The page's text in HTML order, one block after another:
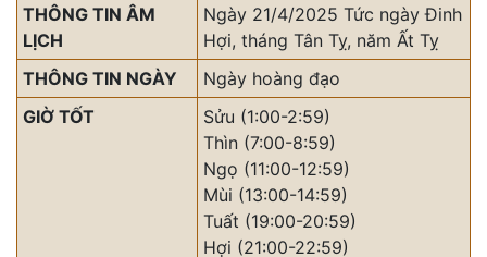
THÔNG TIN ÂM
LỊCH
Ngày 21/4/2025 Tức ngày Đinh
Hợi, tháng Tân Tỵ, năm Ất Tỵ
THÔNG TIN NGÀY
Ngày hoàng đạo
GIỜ TỐT
Sửu (1:00-2:59)
Thìn (7:00-8:59)
Ngọ (11:00-12:59)
Mùi (13:00-14:59)
Tuất (19:00-20:59)
Hợi (21:00-22:59)